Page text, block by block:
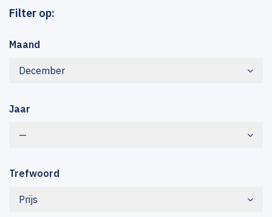
Filter op:
Maand
December
Jaar
—
Trefwoord
Prijs